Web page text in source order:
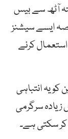
آٹھ سے بیس
ایسے سیشنز
کرنے
یہ انتباہی
زیادہ سرگرمی
کر سکتی ہے۔